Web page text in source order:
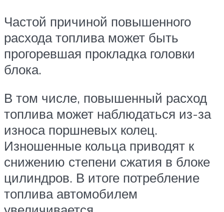
Частой причиной повышенного
расхода топлива может быть
прогоревшая прокладка головки
блока.
В том числе, повышенный расход
топлива может наблюдаться из-за
износа поршневых колец.
Изношенные кольца приводят к
снижению степени сжатия в блоке
цилиндров. В итоге потребление
топлива автомобилем